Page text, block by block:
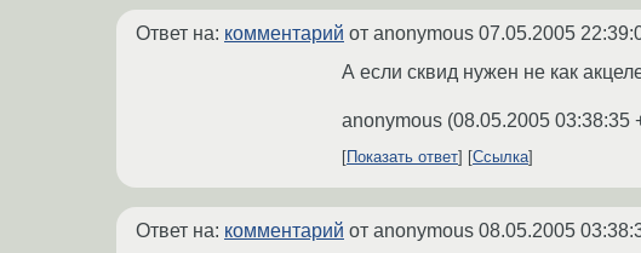
Ответ на: комментарий от anonymous 07.05.2005
А если сквид нужен не как
anonymous (08.05.2005 03:38:35
Показать ответ Ссылка
Ответ на: комментарий от anonymous 08.05.2005